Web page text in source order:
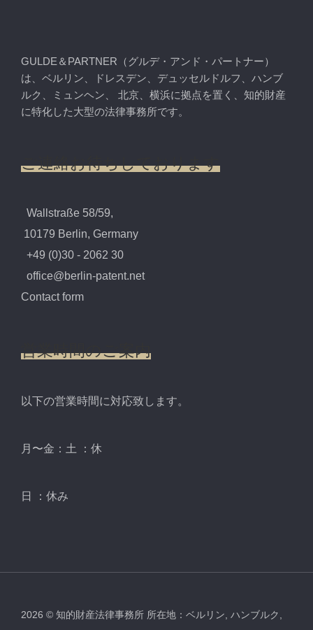
GULDE＆PARTNER（グルデ・アンド・パートナー）
は、ベルリン、ドレスデン、デュッセルドルフ、ハンブ
ルク、ミュンヘン、 北京、横浜に拠点を置く、知的財産
に特化した大型の法律事務所です。
ご連絡お待ちしております
Wallstraße 58/59,
10179 Berlin, Germany
+49 (0)30 - 2062 30
office@berlin-patent.net
Contact form
営業時間のご案内
以下の営業時間に対応致します。
月〜金：土 ：休
日 ：休み
2026 © 知的財産法律事務所 所在地：ベルリン, ハンブルク,